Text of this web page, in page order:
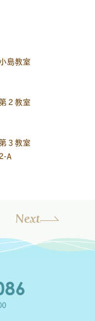
島教室
２教室
３教室
A
Next